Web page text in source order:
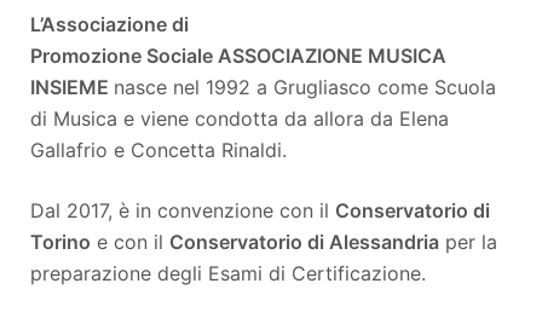
L’Associazione di
Promozione Sociale ASSOCIAZIONE MUSICA
INSIEME nasce nel 1992 a Grugliasco come Scuola
di Musica e viene condotta da allora da Elena
Gallafrio e Concetta Rinaldi.
Dal 2017, è in convenzione con il Conservatorio di
Torino e con il Conservatorio di Alessandria per la
preparazione degli Esami di Certificazione.